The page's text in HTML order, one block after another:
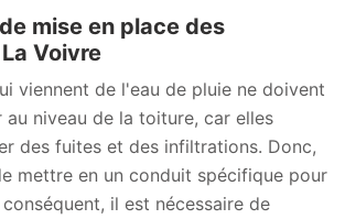
mise en place des
Voivre
viennent de l'eau de pluie ne doivent
au niveau de la toiture, car elles
des fuites et des infiltrations. Donc,
mettre en un conduit spécifique pour
il est nécessaire de